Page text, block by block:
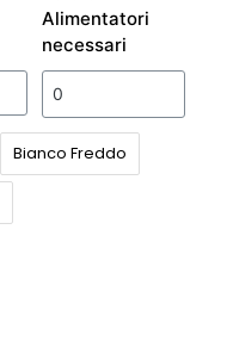
Alimentatori
necessari
Bianco Freddo